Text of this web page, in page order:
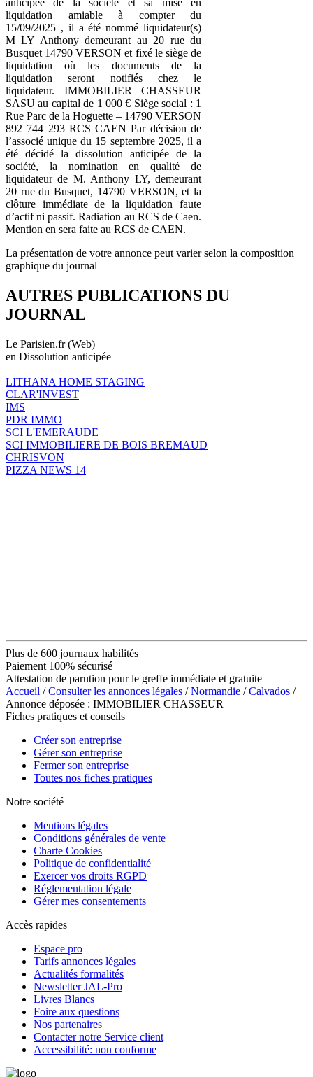
liquidation amiable à compter du
15/09/2025 , il a été nommé liquidateur(s)
M LY Anthony demeurant au 20 rue du
Busquet 14790 VERSON et fixé le siège de
liquidation où les documents de la
liquidation seront notifiés chez le
liquidateur. IMMOBILIER CHASSEUR
SASU au capital de 1 000 € Siège social : 1
Rue Parc de la Hoguette – 14790 VERSON
892 744 293 RCS CAEN Par décision de
l’associé unique du 15 septembre 2025, il a
été décidé la dissolution anticipée de la
société, la nomination en qualité de
liquidateur de M. Anthony LY, demeurant
20 rue du Busquet, 14790 VERSON, et la
clôture immédiate de la liquidation faute
d’actif ni passif. Radiation au RCS de Caen.
Mention en sera faite au RCS de CAEN.
La présentation de votre annonce peut varier selon la composition
graphique du journal
AUTRES PUBLICATIONS DU
JOURNAL
Le Parisien.fr (Web)
en Dissolution anticipée
LITHANA HOME STAGING
CLAR'INVEST
IMS
PDR IMMO
SCI L'EMERAUDE
SCI IMMOBILIERE DE BOIS BREMAUD
CHRISVON
PIZZA NEWS 14
Plus de 600 journaux habilités
Paiement 100% sécurisé
Attestation de parution pour le greffe immédiate et gratuite
Accueil /Consulter les annonces légales /Normandie /Calvados /
Annonce déposée : IMMOBILIER CHASSEUR
Fiches pratiques et conseils
Créer son entreprise
Gérer son entreprise
Fermer son entreprise
Toutes nos fiches pratiques
Notre société
Mentions légales
Conditions générales de vente
Charte Cookies
Politique de confidentialité
Exercer vos droits RGPD
Réglementation légale
Gérer mes consentements
Accès rapides
Espace pro
Tarifs annonces légales
Actualités formalités
Newsletter JAL-Pro
Livres Blancs
Foire aux questions
Nos partenaires
Contacter notre Service client
Accessibilité: non conforme